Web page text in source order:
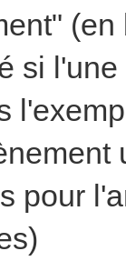
(en
si
pour